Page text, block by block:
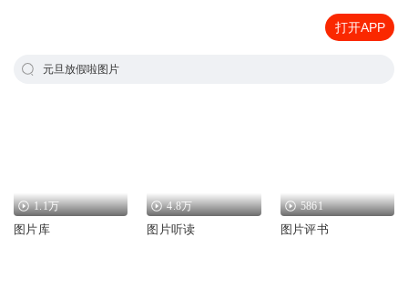
打开APP
元旦放假啦图片
1.1万
图片库
4.8万
图片听读
5861
图片评书